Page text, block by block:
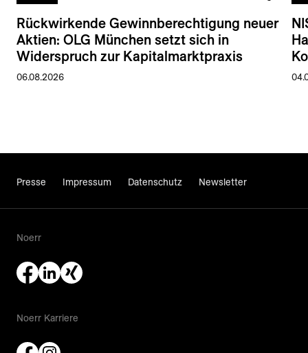
Rückwirkende Gewinnberechtigung neuer
Aktien: OLG München setzt sich in
Widerspruch zur Kapitalmarktpraxis
06.08.2026
Presse Impressum Datenschutz Newsletter
Noerr
Noerr Karriere